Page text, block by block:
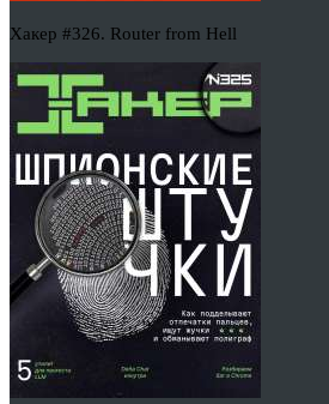
Хакер #326. Router from Hell